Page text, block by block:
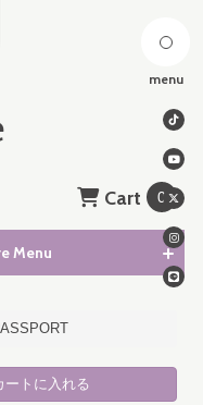
menu
Cart 0
Menu
ートに入れる